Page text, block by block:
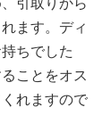
引取りから
ます。ディ
ちでした
ことをオス
れますので